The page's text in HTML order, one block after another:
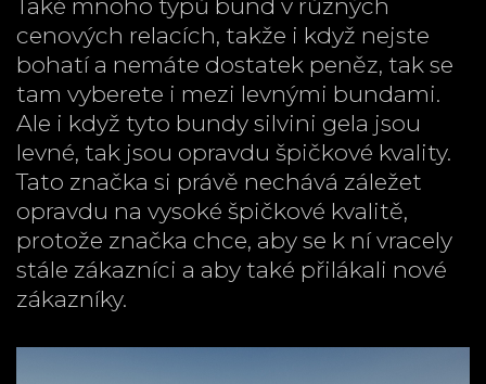
Také mnoho typů bund v různých
cenových relacích, takže i když nejste
bohatí a nemáte dostatek peněz, tak se
tam vyberete i mezi levnými bundami.
Ale i když tyto bundy silvini gela jsou
levné, tak jsou opravdu špičkové kvality.
Tato značka si právě nechává záležet
opravdu na vysoké špičkové kvalitě,
protože značka chce, aby se k ní vracely
stále zákazníci a aby také přilákali nové
zákazníky.